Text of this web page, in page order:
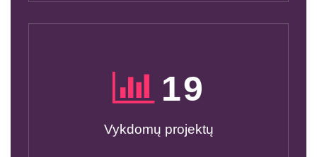
20
Vykdomų projektų